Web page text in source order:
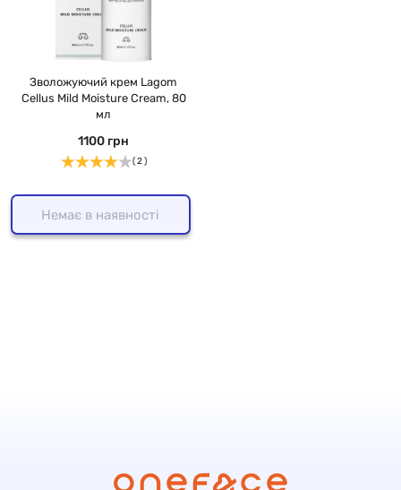
Зволожуючий крем Lagom
Cellus Mild Moisture Cream, 80
мл
1100 грн
( 2 )
Немає в наявності